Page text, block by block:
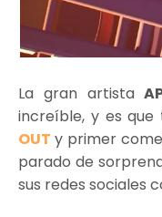
La gran artista
increíble, y es
OUT y primer
parado de
sus redes sociales